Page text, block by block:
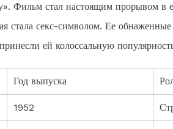
Фильм стал настоящим прорывом в
стала секс-символом. Ее
ей колоссальную
Год выпуска
1952